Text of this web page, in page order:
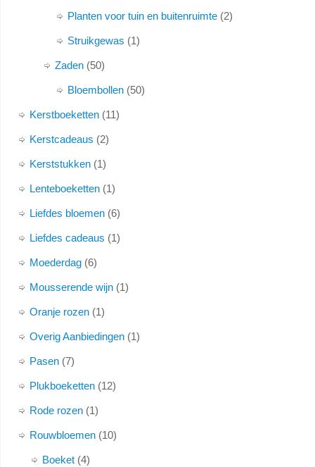
Planten voor tuin en buitenruimte 2
Struikgewas 1
Zaden 50
Bloembollen 50
Kerstboeketten 11
Kerstcadeaus 2
Kerststukken 1
Lenteboeketten 1
Liefdes bloemen 6
Liefdes cadeaus 1
Moederdag 6
Mousserende wijn 1
Oranje rozen 1
Overig Aanbiedingen 1
Pasen 7
Plukboeketten 12
Rode rozen 1
Rouwbloemen 10
Boeket 4